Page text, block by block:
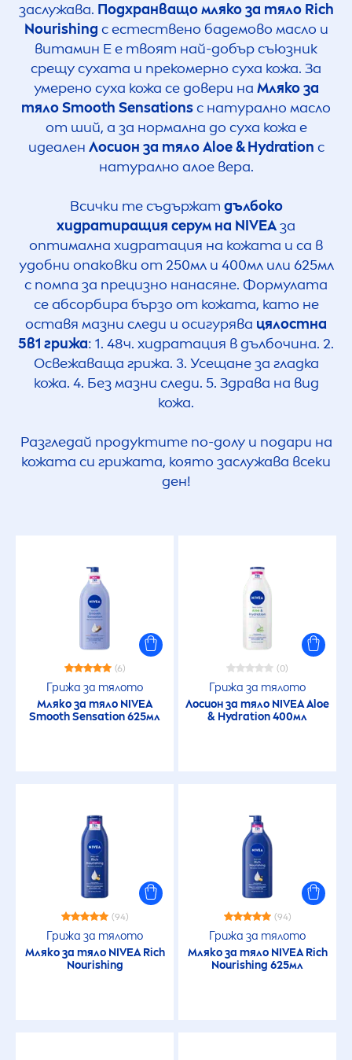
заслужава. Подхранващо мляко за тяло Rich
Nourishing с естествено бадемово масло и
витамин Е е твоят най-добър съюзник
срещу сухата и прекомерно суха кожа. За
умерено суха кожа се довери на Мляко за
тяло Smooth Sensationsс натурално масло
от ший, а за нормална до суха кожа е
идеален Лосион за тяло Aloe &Hydration с
натурално алое вера.
Всички те съдържат дълбоко
хидратиращия серум на NIVEAза
оптимална хидратация на кожата и са в
удобни опаковки от 250мл и 400мл или 625мл
с помпа за прецизно нанасяне. Формулата
се абсорбира бързо от кожата, като не
оставя мазни следи и осигурява цялостна
5в1 грижа: 1. 48ч. хидратация в дълбочина. 2.
Освежаваща грижа. 3. Усещане за гладка
кожа. 4. Без мазни следи. 5. Здрава на вид
кожа.
Разгледай продуктите по-долу и подари на
кожата си грижата, която заслужава всеки
ден!
(6)
Грижа за тялото
Мляко за тяло NIVEA
SmoothSensation625мл
(0)
Грижа за тялото
Лосион за тяло NIVEAAloe
& Hydration 400мл
(94)
Грижа за тялото
Мляко за тяло NIVEARich
Nourishing
(94)
Грижа за тялото
Мляко за тяло NIVEARich
Nourishing 625мл